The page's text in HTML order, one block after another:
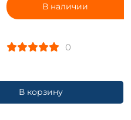
В наличии
0
В корзину